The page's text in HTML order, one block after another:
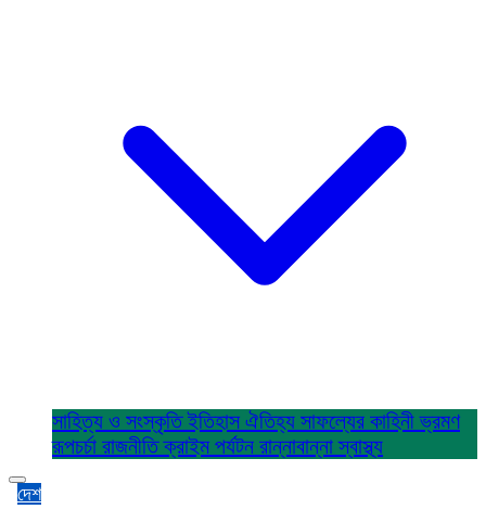
সাহিত্য ও সংস্কৃতিইতিহাস ঐতিহ্য সাফল্যের কাহিনীভ্রমণ
রূপচর্চা রাজনীতিক্রাইম পর্যটন রান্নাবান্নাস্বাস্থ্য
দেশ